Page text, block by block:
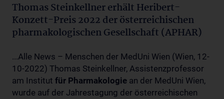
Thomas Steinkellner erhält Heribert-
Konzett-Preis 2022 der österreichischen
pharmakologischen Gesellschaft (APHAR)
...Alle News – Menschen der MedUni Wien (Wien, 12-
10-2022) Thomas Steinkellner, Assistenzprofessor
am Institut für Pharmakologie an der MedUni Wien,
wurde auf der Jahrestagung der österreichischen